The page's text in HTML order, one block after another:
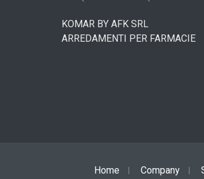
KOMAR BY AFK SRL
ARREDAMENTI PER FARMACIE
Home
Company